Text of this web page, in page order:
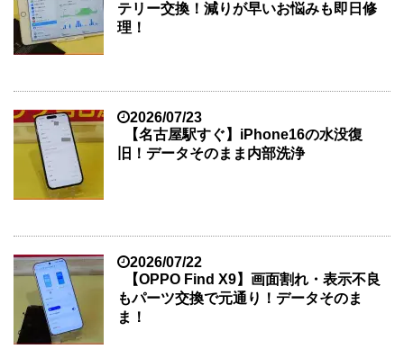
テリー交換！減りが早いお悩みも即日修
理！
2026/07/23
【名古屋駅すぐ】iPhone16の水没復
旧！データそのまま内部洗浄
2026/07/22
【OPPO Find X9】画面割れ・表示不良
もパーツ交換で元通り！データそのま
ま！